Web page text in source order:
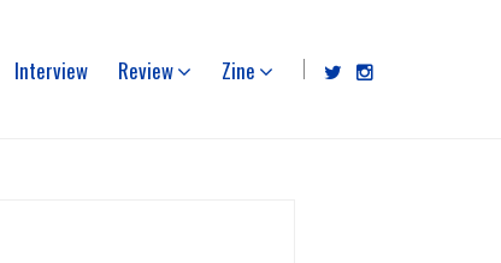
Interview Review Zine